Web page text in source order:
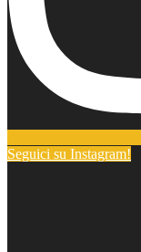
Seguici su Instagram!